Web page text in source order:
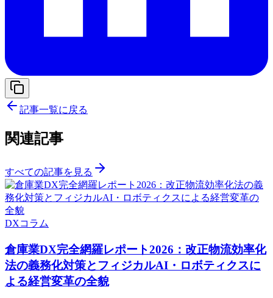
記事一覧に戻る
関連記事
すべての記事を見る
DXコラム
倉庫業DX完全網羅レポート2026：改正物流効率化
法の義務化対策とフィジカルAI・ロボティクスに
よる経営変革の全貌